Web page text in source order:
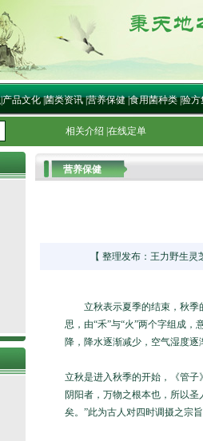
|产品文化|菌类资讯|营养保健|食用菌种类|验方
相关介绍 在线定单
营养保健
【 整理发布：王力野生
立秋表示夏季的结束，秋季的
思，由“禾”与“火”两个字组成
降，降水逐渐减少，空气湿度
立秋是进入秋季的开始，《管子
阴阳者，万物之根本也，所以
矣。”此为古人对四时调摄之宗